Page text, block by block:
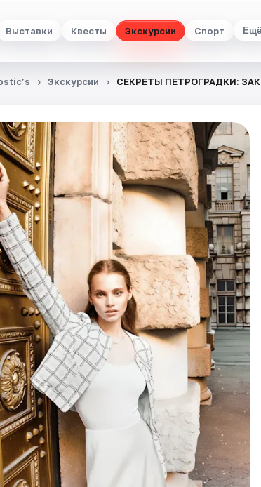
Выставки Квесты Экскурсии Спорт Ещё
Экскурсии СЕКРЕТЫ ПЕТРОГРАДКИ: